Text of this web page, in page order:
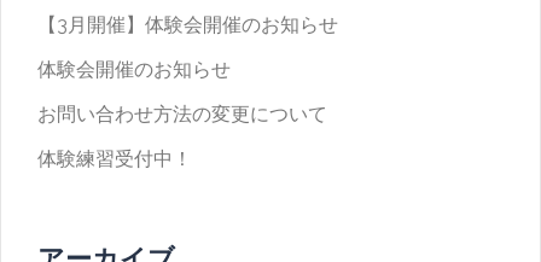
【3月開催】体験会開催のお知らせ
体験会開催のお知らせ
お問い合わせ方法の変更について
体験練習受付中！